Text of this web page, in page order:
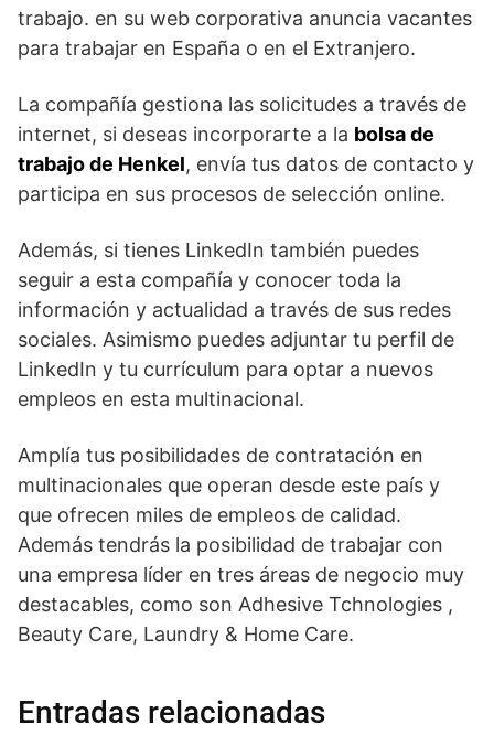
trabajo. en su web corporativa anuncia vacantes
para trabajar en España o en el Extranjero.
La compañía gestiona las solicitudes a través de
internet, si deseas incorporarte a la bolsa de
trabajo de Henkel, envía tus datos de contacto y
participa en sus procesos de selección online.
Además, si tienes LinkedIn también puedes
seguir a esta compañía y conocer toda la
información y actualidad a través de sus redes
sociales. Asimismo puedes adjuntar tu perfil de
LinkedIn y tu currículum para optar a nuevos
empleos en esta multinacional.
Amplía tus posibilidades de contratación en
multinacionales que operan desde este país y
que ofrecen miles de empleos de calidad.
Además tendrás la posibilidad de trabajar con
una empresa líder en tres áreas de negocio muy
destacables, como son Adhesive Tchnologies ,
Beauty Care, Laundry & Home Care.
Entradas relacionadas